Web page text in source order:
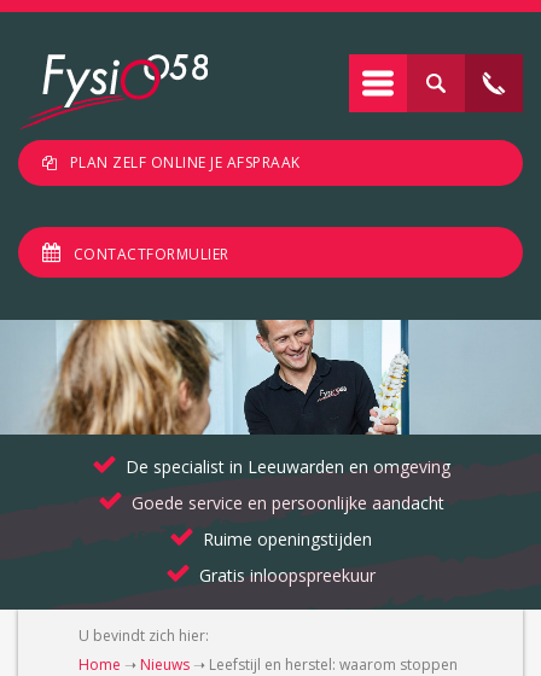
PLAN ZELF ONLINE JE AFSPRAAK
CONTACTFORMULIER
De specialist in Leeuwarden en omgeving
Goede service en persoonlijke aandacht
Ruime openingstijden
Gratis inloopspreekuur
U bevindt zich hier:
Home ➝ Nieuws ➝ Leefstijl en herstel: waarom stoppen